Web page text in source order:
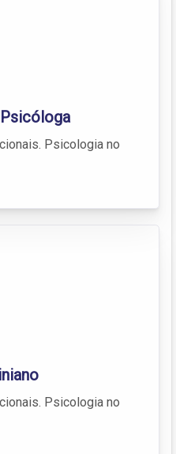
Psicologia no
Psicologia no